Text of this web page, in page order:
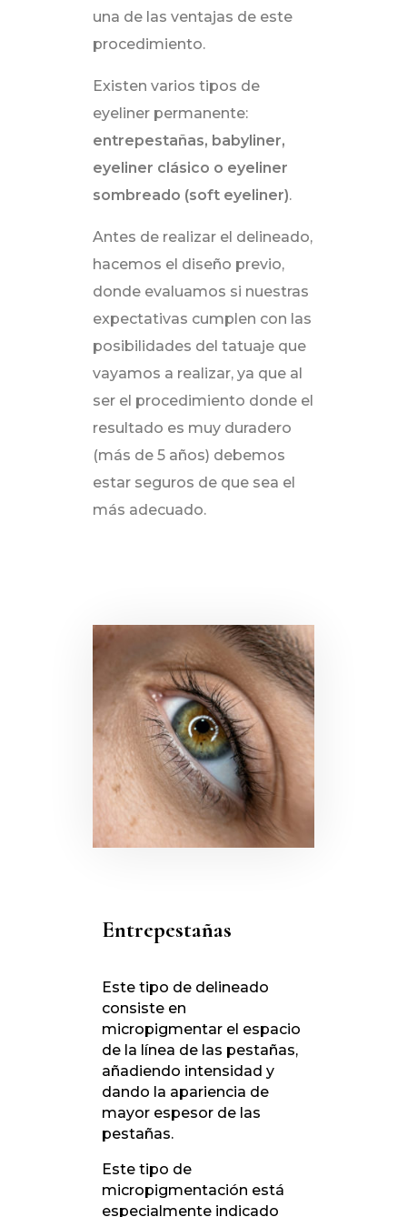
una de las ventajas de este
procedimiento.
Existen varios tipos de
eyeliner permanente:
entrepestañas, babyliner,
eyeliner clásico o eyeliner
sombreado (soft eyeliner).
Antes de realizar el delineado,
hacemos el diseño previo,
donde evaluamos si nuestras
expectativas cumplen con las
posibilidades del tatuaje que
vayamos a realizar, ya que al
ser el procedimiento donde el
resultado es muy duradero
(más de 5 años) debemos
estar seguros de que sea el
más adecuado.
Entrepestañas
Este tipo de delineado
consiste en
micropigmentar el espacio
de la línea de las pestañas,
añadiendo intensidad y
dando la apariencia de
mayor espesor de las
pestañas.
Este tipo de
micropigmentación está
especialmente indicado